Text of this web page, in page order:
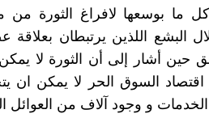
ما بوسعها لافراغ الثورة من
البشع اللذين يرتبطان
حين أشار إلى أن الثورة لا
اقتصاد السوق الحر لا يمكن
الخدمات و وجود آلاف من العوائل